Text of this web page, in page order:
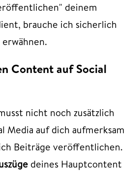
deinem
brauche ich sicherlich
Content auf Social
nicht noch zusätzlich
Media auf dich aufmerksam
Beiträge veröffentlichen.
deines Hauptcontent